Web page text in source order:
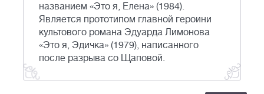
названием «Это я, Елена» (1984).
Является прототипом главной героини
культового романа Эдуарда Лимонова
«Это я, Эдичка» (1979), написанного
после разрыва со Щаповой.